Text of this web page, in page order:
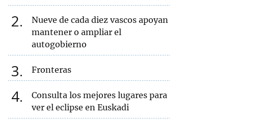
2
Nueve de cada diez vascos apoyan
mantener o ampliar el
autogobierno
3 Fronteras
4
Consulta los mejores lugares para
ver el eclipse en Euskadi